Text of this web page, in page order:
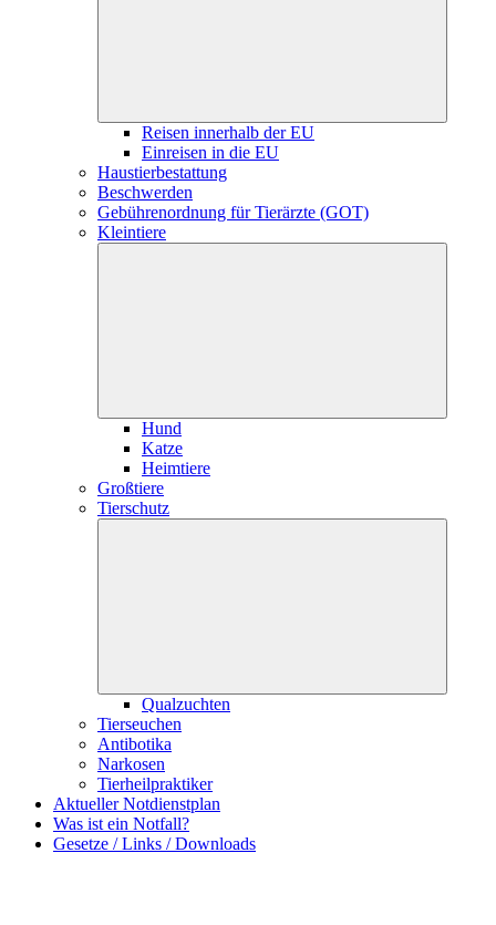
Reisen innerhalb der EU
Einreisen in die EU
Haustierbestattung
Beschwerden
Gebührenordnung für Tierärzte (GOT)
Kleintiere
Hund
Katze
Heimtiere
Großtiere
Tierschutz
Qualzuchten
Tierseuchen
Antibotika
Narkosen
Tierheilpraktiker
Aktueller Notdienstplan
Was ist ein Notfall?
Gesetze / Links / Downloads